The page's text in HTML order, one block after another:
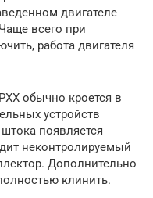
двигателе
всего при
работа двигателя
обычно кроется в
устройств
появляется
неконтролируемый
Дополнительно
клинить.